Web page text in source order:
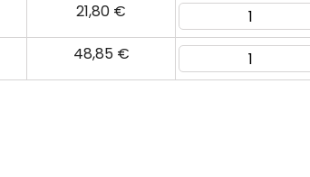
21,80 €
48,85 €